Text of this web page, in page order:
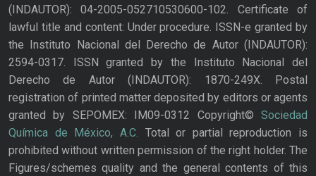
(INDAUTOR): 04-2005-052710530600-102. Certificate of
lawful title and content: Under procedure. ISSN-e granted by
the Instituto Nacional del Derecho de Autor (INDAUTOR):
2594-0317. ISSN granted by the Instituto Nacional del
Derecho de Autor (INDAUTOR): 1870-249X. Postal
registration of printed matter deposited by editors or agents
granted by SEPOMEX: IM09-0312 Copyright© Sociedad
Química de México, A.C. Total or partial reproduction is
prohibited without written permission of the right holder. The
Figures/schemes quality and the general contents of this